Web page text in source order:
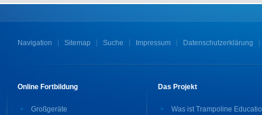
Navigation Sitemap Suche Impressum Datenschutzerklärung
Online Fortbildung
Großgeräte
Das Projekt
Was ist Trampoline